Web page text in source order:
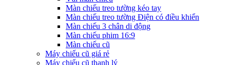
Màn chiếu treo tường kéo tay
Màn chiếu treo tường Điện có điều khiển
Màn chiếu 3 chân di động
Màn chiếu phim 16:9
Màn chiếu cũ
Máy chiếu cũ giá rẻ
Máy chiếu cũ thanh lý